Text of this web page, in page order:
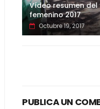
Vídeo resumen del
femenino 2017
Octubre 19, 2017
PUBLICA UN